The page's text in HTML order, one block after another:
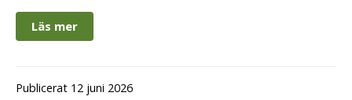
Läs mer
Publicerat 12 juni 2026